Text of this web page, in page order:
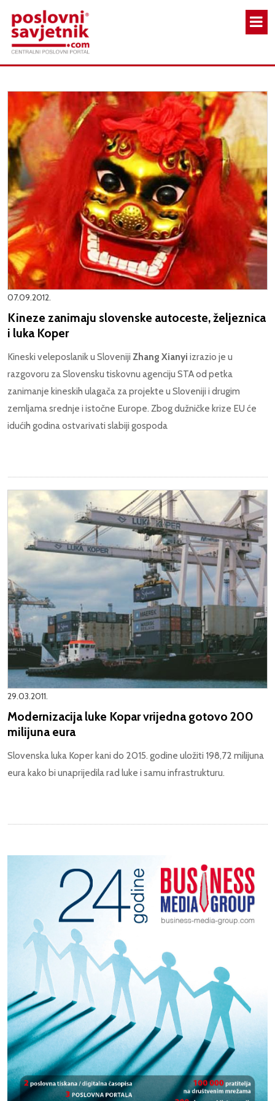
07.09.2012.
Kineze zanimaju slovenske autoceste, željeznica
i luka Koper
Kineski veleposlanik u Sloveniji Zhang Xianyi izrazio je u
razgovoru za Slovensku tiskovnu agenciju STA od petka
zanimanje kineskih ulagača za projekte u Sloveniji i drugim
zemljama srednje i istočne Europe. Zbog dužničke krize EU će
idućih godina ostvarivati slabiji gospoda
29.03.2011.
Modernizacija luke Kopar vrijedna gotovo 200
milijuna eura
Slovenska luka Koper kani do 2015. godine uložiti 198,72 milijuna
eura kako bi unaprijedila rad luke i samu infrastrukturu.